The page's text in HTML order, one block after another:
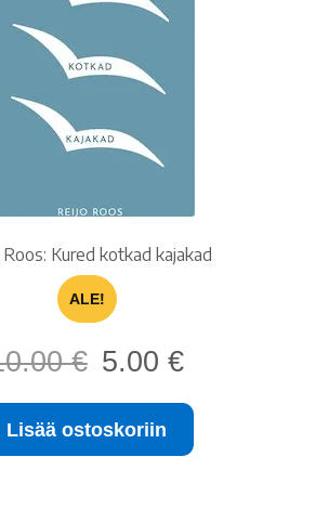
Kured kotkad kajakad
ALE!
€
Alkuperäinen
hinta
oli:
10.00 €.
5.00€Nykyinen
on:
Lisää ostoskoriin